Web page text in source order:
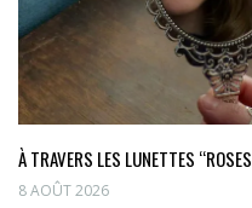
À TRAVERS LES LUNETTES
8 AOÛT 2026